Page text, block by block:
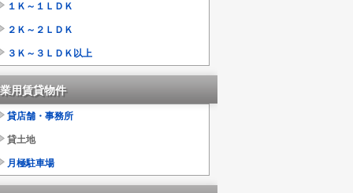
１Ｋ～１ＬＤＫ
２Ｋ～２ＬＤＫ
３Ｋ～３ＬＤＫ以上
用賃貸物件
貸店舗・事務所
貸土地
月極駐車場